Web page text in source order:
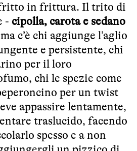
in frittura. Il trito di
- cipolla, carota e sedano
c’è chi aggiunge l’aglio
e persistente, chi
per il loro
chi le spezie come
per un twist
appassire lentamente,
traslucido, facendo
spesso e a non